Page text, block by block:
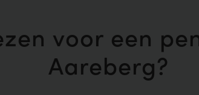
voor een
Aareberg?